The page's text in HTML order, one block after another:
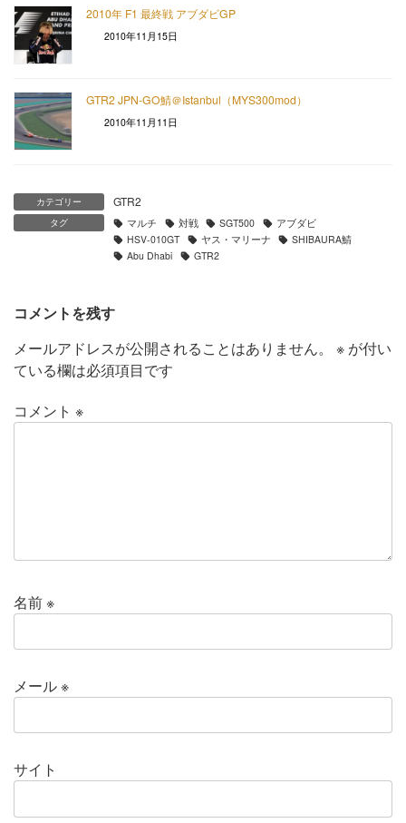
2010年 F1 最終戦 アブダビGP
2010年11月15日
GTR2 JPN-GO鯖＠Istanbul（MYS300mod）
2010年11月11日
カテゴリー GTR2
タグ マルチ 対戦 SGT500
アブダビ
HSV-010GT
ヤス・マリーナ
SHIBAURA鯖
Abu Dhabi
GTR2
コメントを残す
メールアドレスが公開されることはありません。
※ が付い
ている欄は必須項目です
コメント ※
名前※
メール※
サイト